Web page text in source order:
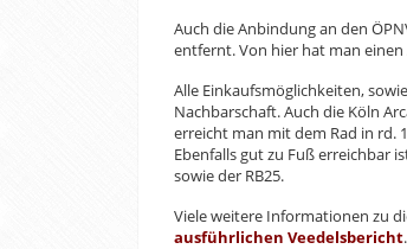
Auch die Anbindung an den
entfernt. Von hier hat man einen
Alle Einkaufsmöglichkeiten,
Nachbarschaft. Auch die Köln
erreicht man mit dem Rad in rd.
Ebenfalls gut zu Fuß erreichbar
sowie der RB25.
Viele weitere Informationen zu
ausführlichen Veedelsbericht.